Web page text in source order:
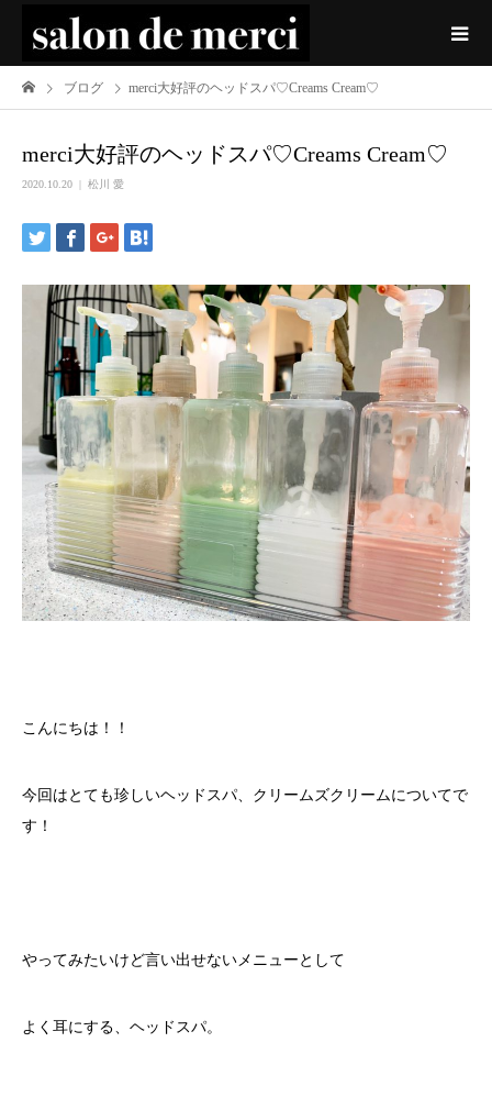
ブログ merci大好評のヘッドスパ♡Creams Cream♡
merci大好評のヘッドスパ♡Creams Cream♡
2020.10.20 松川 愛
こんにちは！！
今回はとても珍しいヘッドスパ、クリームズクリームについてで
す！
やってみたいけど言い出せないメニューとして
よく耳にする、ヘッドスパ。